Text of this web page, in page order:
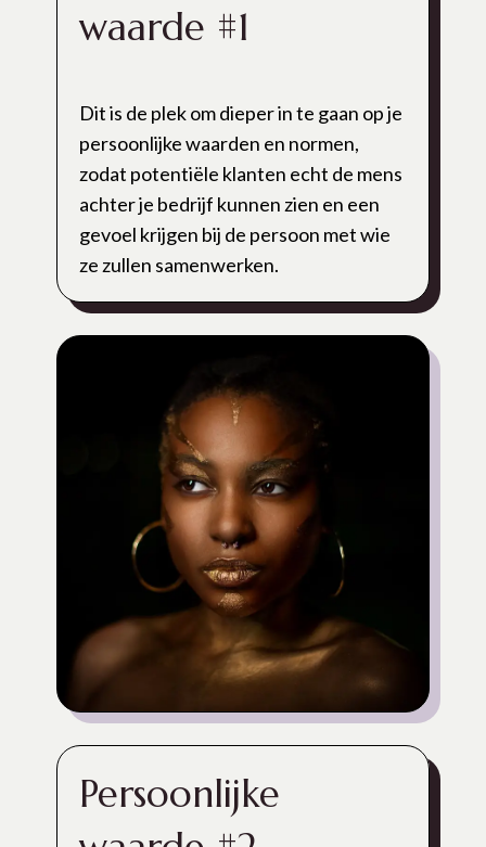
waarde #1
Dit is de plek om dieper in te gaan op je
persoonlijke waarden en normen,
zodat potentiële klanten echt de mens
achter je bedrijf kunnen zien en een
gevoel krijgen bij de persoon met wie
ze zullen samenwerken.
Persoonlijke
waarde #1
Dit is de plek om dieper in te gaan op je
persoonlijke waarden en normen,
zodat potentiële klanten echt de mens
achter je bedrijf kunnen zien en een
gevoel krijgen bij de persoon met wie
ze zullen samenwerken.
Persoonlijke